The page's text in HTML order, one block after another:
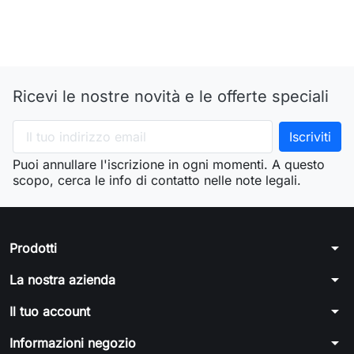
Ricevi le nostre novità e le offerte speciali
Puoi annullare l'iscrizione in ogni momenti. A questo
scopo, cerca le info di contatto nelle note legali.
Prodotti arrow_drop_down
La nostra azienda arrow_drop_down
Il tuo account arrow_drop_down
Informazioni negozio arrow_drop_down